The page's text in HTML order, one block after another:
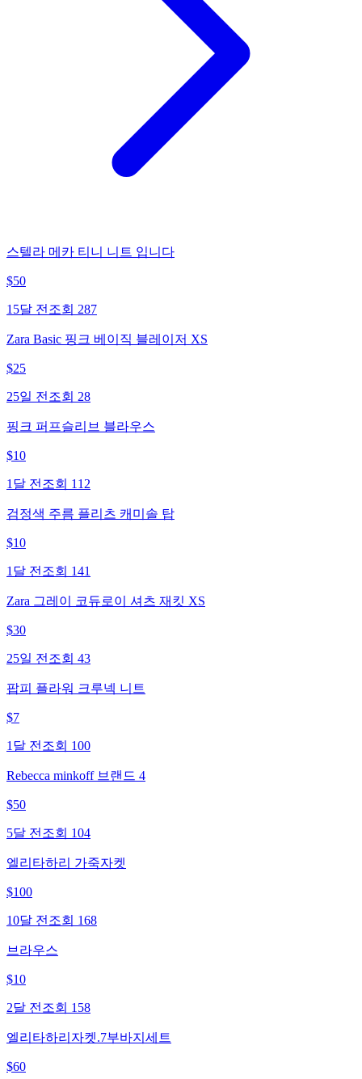
스텔라 메카 티니 니트 입니다
$50
15달 전 조회 287
Zara Basic 핑크 베이직 블레이저 XS
$25
25일 전 조회 28
핑크 퍼프슬리브 블라우스
$10
1달 전 조회 112
검정색 주름 플리츠 캐미솔 탑
$10
1달 전 조회 141
Zara 그레이 코듀로이 셔츠 재킷 XS
$30
25일 전 조회 43
팝피 플라워 크루넥 니트
$7
1달 전 조회 100
Rebecca minkoff 브랜드 4
$50
5달 전 조회 104
엘리타하리 가죽자켓
$100
10달 전 조회 168
브라우스
$10
2달 전 조회 158
엘리타하리자켓.7부바지세트
$60